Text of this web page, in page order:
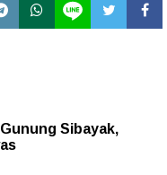
Sibayak,